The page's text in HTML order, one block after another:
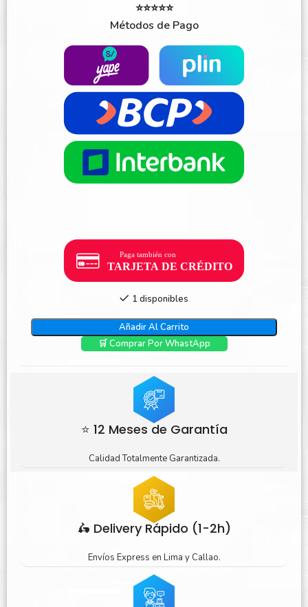
⭐⭐⭐⭐⭐
Métodos de Pago
1 disponibles
Añadir Al Carrito
🛒 Comprar Por WhastApp
⭐ 12 Meses de Garantía
Calidad Totalmente Garantizada.
🛵 Delivery Rápido (1-2h)
Envíos Express en Lima y Callao.